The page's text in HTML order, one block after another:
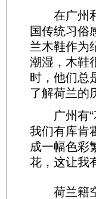
在广州和
国传统习俗
兰木鞋作为
潮湿，木鞋
时，他们总
了解荷兰的
广州有“花
我们有库肯
成一幅色彩
花，这让我
荷兰籍